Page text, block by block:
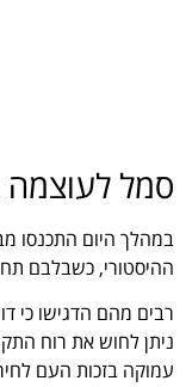
סמל לעוצמה
במהלך היום התכנסו
ההיסטורי, כשבלבם
רבים מהם הדגישו כי
ניתן לחוש את רוח
עמוקה בזכות העם